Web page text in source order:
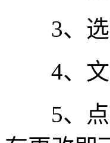
3、选
4、文
5、点